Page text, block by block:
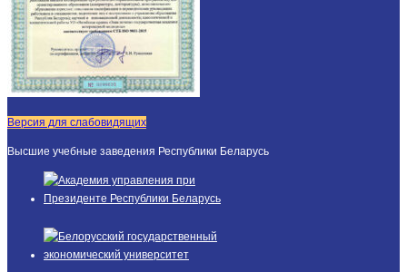
Версия для слабовидящих
Высшие учебные заведения Республики Беларусь